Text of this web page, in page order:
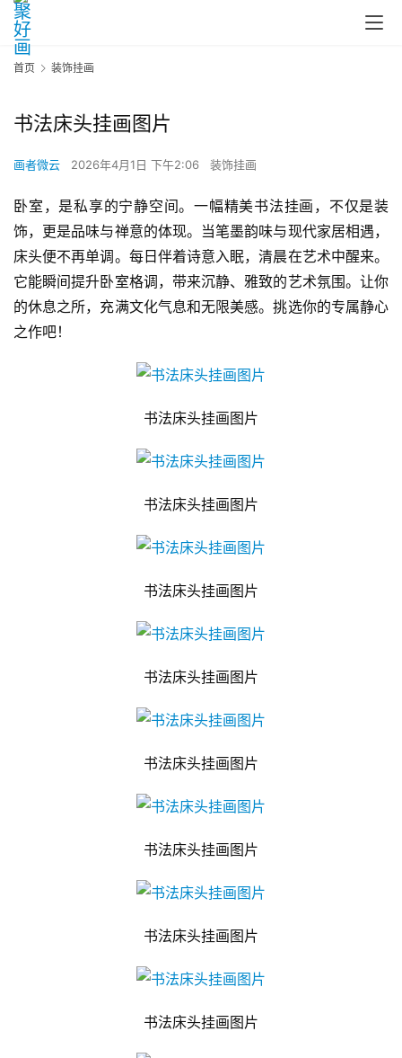
首页 装饰挂画
书法床头挂画图片
画者微云 2026年4月1日 下午2:06 装饰挂画
卧室，是私享的宁静空间。一幅精美书法挂画，不仅是装
饰，更是品味与禅意的体现。当笔墨韵味与现代家居相遇，
床头便不再单调。每日伴着诗意入眠，清晨在艺术中醒来。
它能瞬间提升卧室格调，带来沉静、雅致的艺术氛围。让你
的休息之所，充满文化气息和无限美感。挑选你的专属静心
之作吧！
书法床头挂画图片
书法床头挂画图片
书法床头挂画图片
书法床头挂画图片
书法床头挂画图片
书法床头挂画图片
书法床头挂画图片
书法床头挂画图片